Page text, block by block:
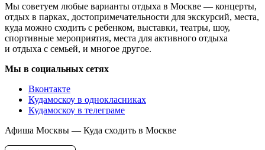
Мы советуем любые варианты отдыха в Москве — концерты,
отдых в парках, достопримечательности для экскурсий, места,
куда можно сходить с ребенком, выставки, театры, шоу,
спортивные мероприятия, места для активного отдыха
и отдыха с семьей, и многое другое.
Мы в социальных сетях
Вконтакте
Кудамоскоу в однокласниках
Кудамоскоу в телеграме
Афиша Москвы — Куда сходить в Москве